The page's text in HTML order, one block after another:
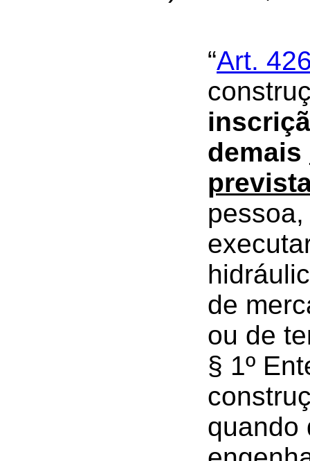
“Art.
demais
de
ou de
§ 1º
quando